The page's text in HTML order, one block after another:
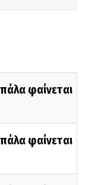
φαίνεται
φαίνεται